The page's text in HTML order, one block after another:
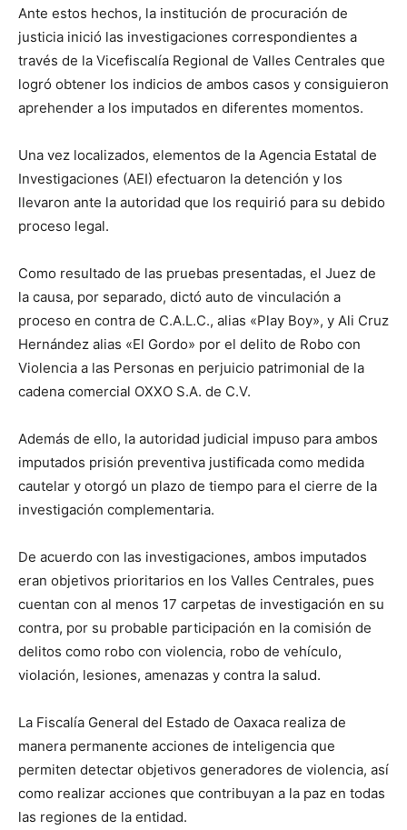
Ante estos hechos, la institución de procuración de
justicia inició las investigaciones correspondientes a
través de la Vicefiscalía Regional de Valles Centrales que
logró obtener los indicios de ambos casos y consiguieron
aprehender a los imputados en diferentes momentos.
Una vez localizados, elementos de la Agencia Estatal de
Investigaciones (AEI) efectuaron la detención y los
llevaron ante la autoridad que los requirió para su debido
proceso legal.
Como resultado de las pruebas presentadas, el Juez de
la causa, por separado, dictó auto de vinculación a
proceso en contra de C.A.L.C., alias «Play Boy», y Ali Cruz
Hernández alias «El Gordo» por el delito de Robo con
Violencia a las Personas en perjuicio patrimonial de la
cadena comercial OXXO S.A. de C.V.
Además de ello, la autoridad judicial impuso para ambos
imputados prisión preventiva justificada como medida
cautelar y otorgó un plazo de tiempo para el cierre de la
investigación complementaria.
De acuerdo con las investigaciones, ambos imputados
eran objetivos prioritarios en los Valles Centrales, pues
cuentan con al menos 17 carpetas de investigación en su
contra, por su probable participación en la comisión de
delitos como robo con violencia, robo de vehículo,
violación, lesiones, amenazas y contra la salud.
La Fiscalía General del Estado de Oaxaca realiza de
manera permanente acciones de inteligencia que
permiten detectar objetivos generadores de violencia, así
como realizar acciones que contribuyan a la paz en todas
las regiones de la entidad.